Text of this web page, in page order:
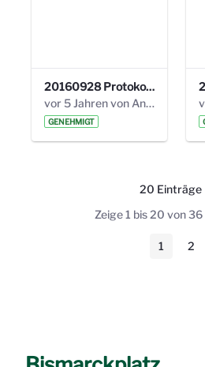
20160928 Protokoll 17. Steuerungskreis.pdf
vor 5 Jahren von Anni Schlumberger
GENEHMIGT
20 Einträge
Pro
Zeige 1 bis 20 von
Seite
1 2